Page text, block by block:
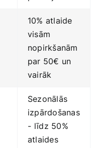
10% atlaide
visām
nopirkšanām
par 50€⁣ un
vairāk
Sezonālās‍
izpārdošanas
⁤-⁤ līdz 50%
atlaides